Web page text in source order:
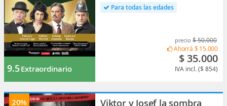
9.5Extraordinario
Para todas las edades
precio $ 50.000
Ahorrá $ 15.000
$ 35.000
IVA incl. ($ 854)
20%
Viktor y Josef la sombra